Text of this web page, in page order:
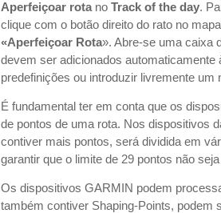
Aperfeiçoar rota noTrack of the day.
clique com o botão direito do rato no
«Aperfeiçoar Rota». Abre-se uma caixa
devem ser adicionados
predefinições ou introduzir livremente um
É fundamental ter em conta que os
de pontos de uma rota. Nos dispositivos
contiver mais pontos, será dividida em
garantir que o limite de 29 pontos não
Os dispositivos GARMIN podem
também contiver Shaping-Points, podem